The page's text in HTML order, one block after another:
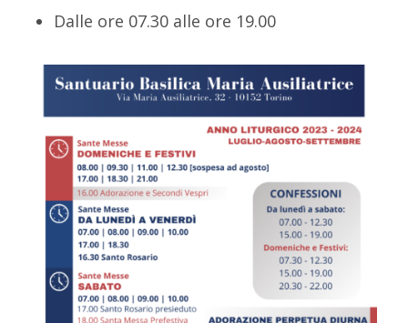
Dalle ore 07.30 alle ore 19.00